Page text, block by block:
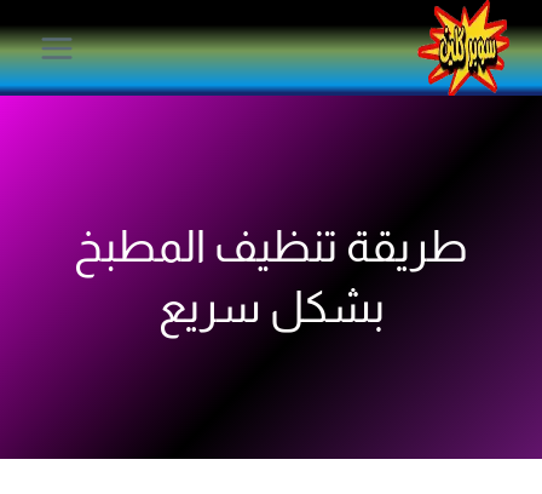
التجاوز
إلى
المحتوى
طريقة تنظيف المطبخ
بشكل سريع